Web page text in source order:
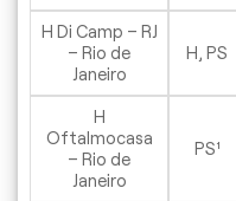
H Di Camp – RJ
– Rio de
Janeiro
H, PS
H
Oftalmocasa
– Rio de
Janeiro
PS¹